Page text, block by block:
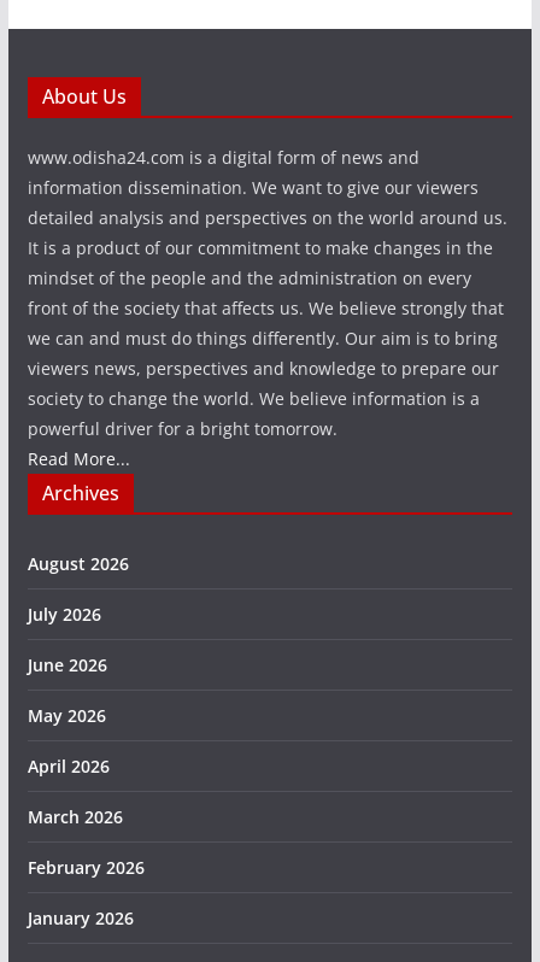
About Us
www.odisha24.com is a digital form of news and
information dissemination. We want to give our viewers
detailed analysis and perspectives on the world around us.
It is a product of our commitment to make changes in the
mindset of the people and the administration on every
front of the society that affects us. We believe strongly that
we can and must do things differently. Our aim is to bring
viewers news, perspectives and knowledge to prepare our
society to change the world. We believe information is a
powerful driver for a bright tomorrow.
Read More...
Archives
August 2026
July 2026
June 2026
May 2026
April 2026
March 2026
February 2026
January 2026